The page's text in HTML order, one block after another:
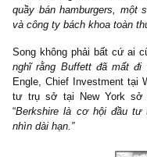
hại trong năm khi mà
danh mục đầu tư nổi
Tuy nhiên, còn có
động kinh doanh kém.
tuổi 70, đang được nhìn
đã lạc hậu
rồi! Buffett,
đoán trước, và cũng